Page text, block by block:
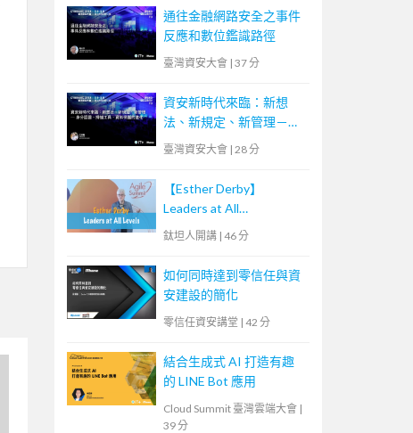
通往金融網路安全之事件
反應和數位鑑識路徑
臺灣資安大會 | 37 分
資安新時代來臨：新想
法、新規定、新管理－身
分認證、掃描工具、資料
臺灣資安大會 | 28 分
【Esther Derby】
Leaders at All
Levels（Agile summit
科技
鈦坦人開講 | 46 分
如何同時達到零信任與資
安建設的簡化
零信任資安講堂 | 42 分
結合生成式 AI 打造有趣
的 LINE Bot 應用
Cloud Summit 臺灣雲端大會 |
39 分